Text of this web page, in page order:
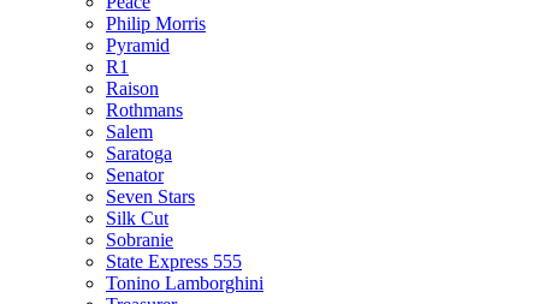
Philip Morris
Pyramid
R1
Raison
Rothmans
Salem
Saratoga
Senator
Seven Stars
Silk Cut
Sobranie
State Express 555
Tonino Lamborghini